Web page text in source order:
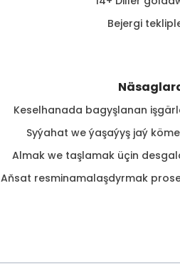
Bejergi
Keselhanada bagyşlanan
Syýahat we ýaşaýyş jaý
Almak we taşlamak üçin
Aňsat resminamalaşdyrmak